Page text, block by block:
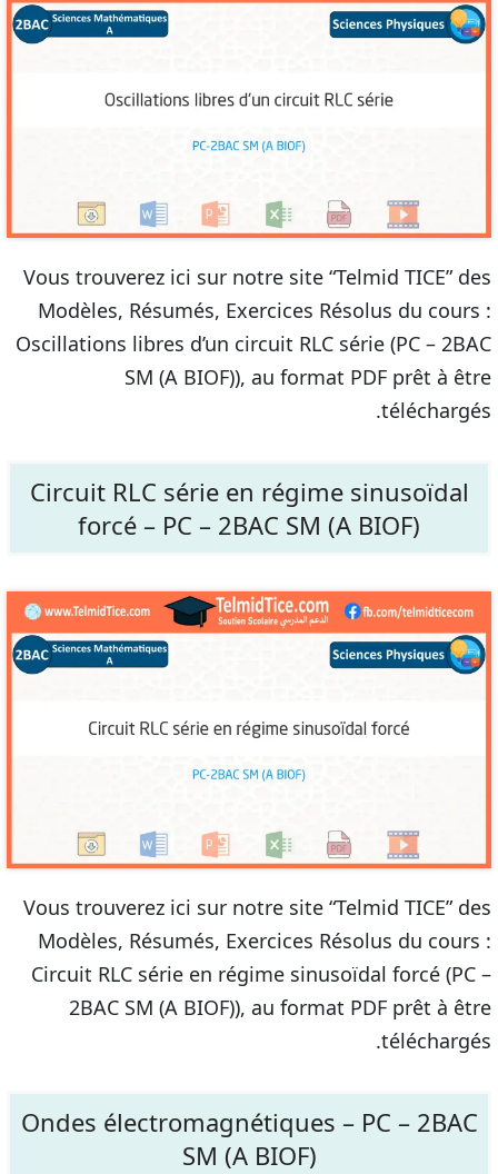
Vous trouverez ici sur notre site “Telmid TICE” des
Modèles, Résumés, Exercices Résolus du cours :
Oscillations libres d’un circuit RLC série (PC – 2BAC
SM (A BIOF)), au format PDF prêt à être
téléchargés.
Circuit RLC série en régime sinusoïdal
forcé – PC – 2BAC SM (A BIOF)
Vous trouverez ici sur notre site “Telmid TICE” des
Modèles, Résumés, Exercices Résolus du cours :
Circuit RLC série en régime sinusoïdal forcé (PC –
2BAC SM (A BIOF)), au format PDF prêt à être
téléchargés.
Ondes électromagnétiques – PC – 2BAC
SM (A BIOF)